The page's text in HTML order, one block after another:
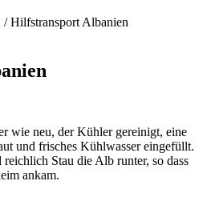
/ Hilfstransport Albanien
wie neu, der Kühler gereinigt, eine
und frisches Kühlwasser eingefüllt.
Stau die Alb runter, so dass
ankam.